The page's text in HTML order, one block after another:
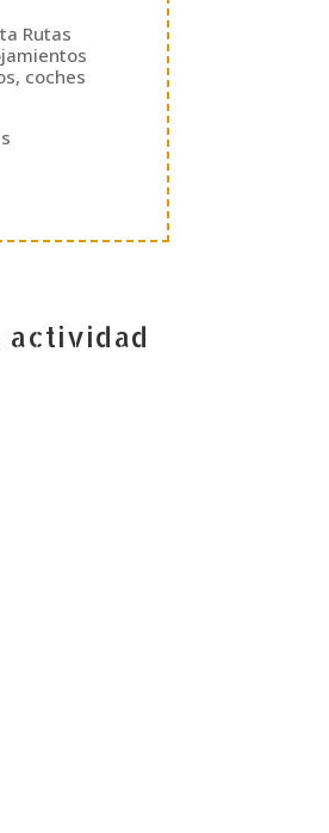
Rutas
coches
actividad